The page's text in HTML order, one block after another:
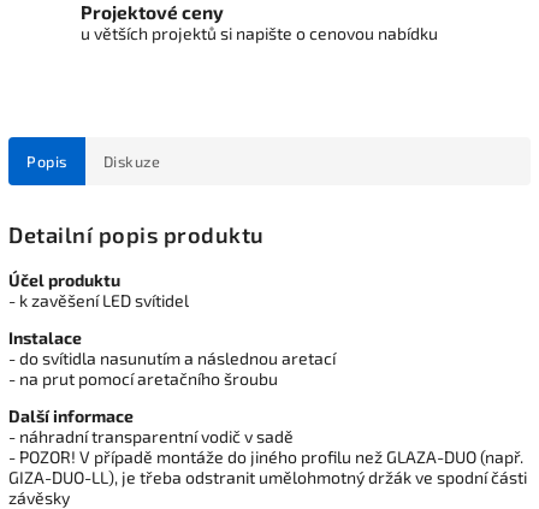
Projektové ceny
u větších projektů si napište o cenovou nabídku
Popis Diskuze
Detailní popis produktu
Účel produktu
- k zavěšení LED svítidel
Instalace
- do svítidla nasunutím a následnou aretací
- na prut pomocí aretačního šroubu
Další informace
- náhradní transparentní vodič v sadě
- POZOR! V případě montáže do jiného profilu než GLAZA-DUO (např.
GIZA-DUO-LL), je třeba odstranit umělohmotný držák ve spodní části
závěsky